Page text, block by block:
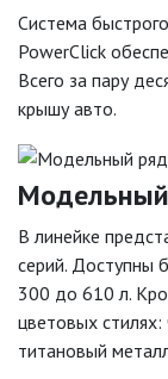
Система
PowerClick
Всего за пару
крышу авто.
В линейке
серий. Доступны
300 до 610 л.
цветовых
титановый